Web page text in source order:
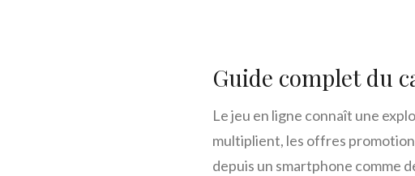
Guide complet du
Le jeu en ligne connaît une
multiplient, les offres
depuis un smartphone comme